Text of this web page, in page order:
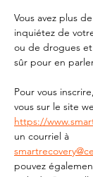
Vous avez plus
inquiétez de
ou de drogues et
sûr pour en
Pour vous
vous sur le site
https://
un courriel à
pouvez